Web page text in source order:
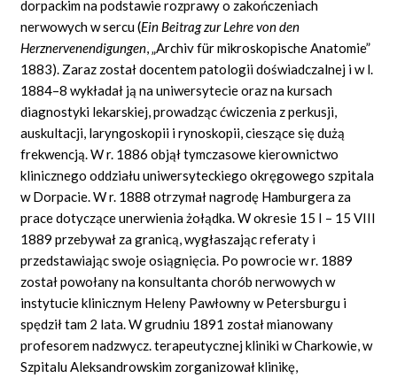
dorpackim na podstawie rozprawy o zakończeniach
nerwowych w sercu(Ein Beitrag zur Lehre von den
Herznervenendigungen,„Archiv für mikroskopische Anatomie”
1883). Zaraz został docentem patologii doświadczalnej i w l.
1884–8 wykładał ją na uniwersytecie oraz na kursach
diagnostyki lekarskiej, prowadząc ćwiczenia z perkusji,
auskultacji, laryngoskopii i rynoskopii, cieszące się dużą
frekwencją. W r. 1886 objął tymczasowe kierownictwo
klinicznego oddziału uniwersyteckiego okręgowego szpitala
w Dorpacie. W r. 1888 otrzymał nagrodę Hamburgera za
prace dotyczące unerwienia żołądka. W okresie 15 I – 15 VIII
1889 przebywał za granicą, wygłaszając referaty i
przedstawiając swoje osiągnięcia. Po powrocie w r. 1889
został powołany na konsultanta chorób nerwowych w
instytucie klinicznym Heleny Pawłowny w Petersburgu i
spędził tam 2 lata. W grudniu 1891 został mianowany
profesorem nadzwycz. terapeutycznej kliniki w Charkowie, w
Szpitalu Aleksandrowskim zorganizował klinikę,